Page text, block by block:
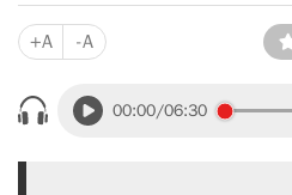
+A -A
00:00/06:30